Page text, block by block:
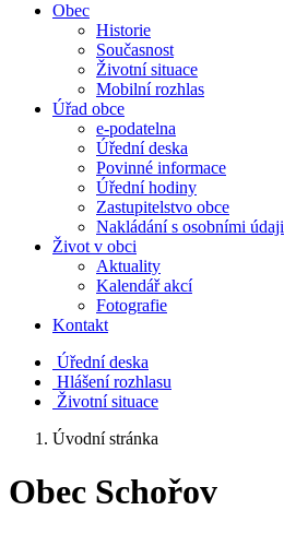
Obec
Historie
Současnost
Životní situace
Mobilní rozhlas
Úřad obce
e-podatelna
Úřední deska
Povinné informace
Úřední hodiny
Zastupitelstvo obce
Nakládání s osobními údaji
Život v obci
Aktuality
Kalendář akcí
Fotografie
Kontakt
Úřední deska
Hlášení rozhlasu
Životní situace
Úvodní stránka
Obec Schořov